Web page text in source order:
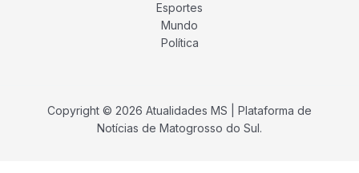
Esportes
Mundo
Política
Copyright © 2026 Atualidades MS | Plataforma de
Notícias de Matogrosso do Sul.